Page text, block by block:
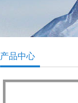
产品中心